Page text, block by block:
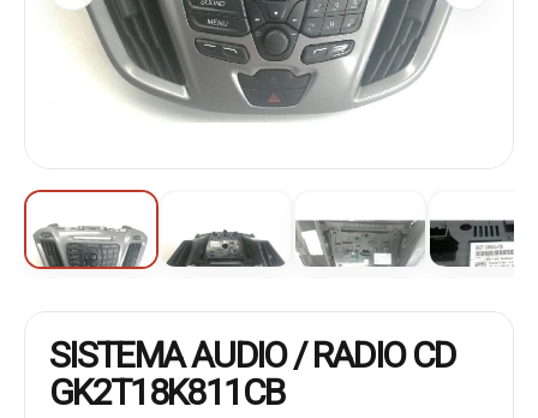
SISTEMA AUDIO / RADIO CD
GK2T18K811CB